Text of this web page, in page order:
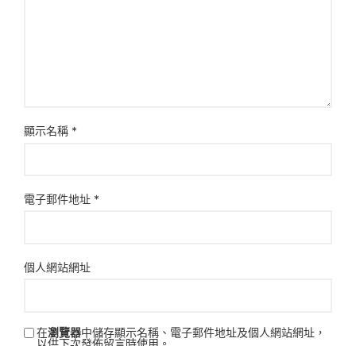
顯示名稱 *
電子郵件地址 *
個人網站網址
在瀏覽器中儲存顯示名稱、電子郵件地址及個人網站網址，
以供下次發佈留言時使用。